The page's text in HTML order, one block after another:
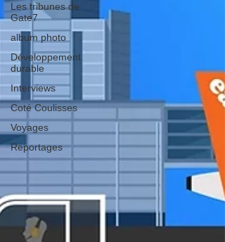
Les tribunes de
Gate7
album photo
Développement
durable
Interviews
Coté Coulisses
Voyages
Reportages